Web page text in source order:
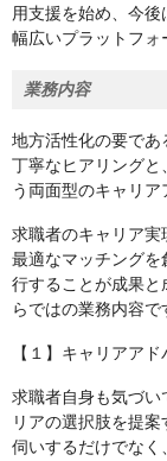
用支援を始め、今後
幅広いプラットフォ
業務内容
地方活性化の要であ
丁寧なヒアリング
う両面型のキャリア
求職者のキャリア
最適なマッチング
行することが成果
らではの業務内容で
【１】キャリアアド
求職者自身も気づい
リアの選択肢を提
伺いするだけでな